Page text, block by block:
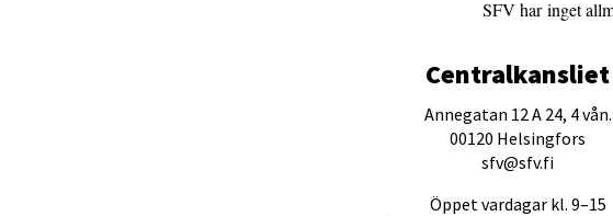
SFV har inget
Centralkansliet
Annegatan 12 A 24, 4 vån.
00120 Helsingfors
sfv@sfv.fi
Öppet vardagar kl. 9–15